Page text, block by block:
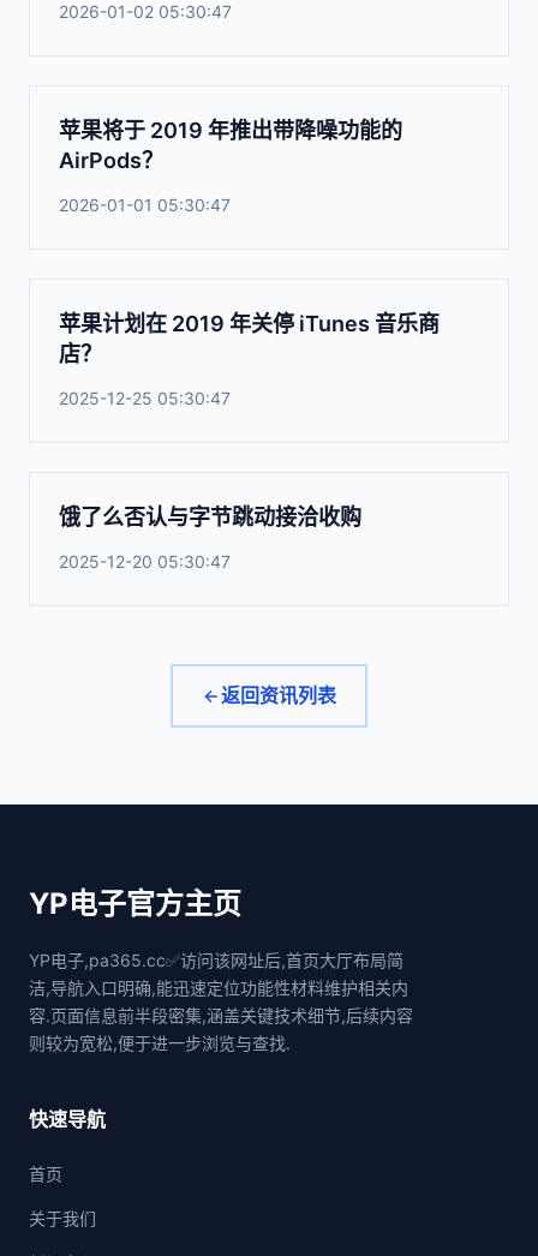
2026-01-02 05:30:47
苹果将于 2019 年推出带降噪功能的
AirPods？
2026-01-01 05:30:47
苹果计划在 2019 年关停 iTunes 音乐商
店？
2025-12-25 05:30:47
饿了么否认与字节跳动接洽收购
2025-12-20 05:30:47
返回资讯列表
YP电子官方主页
YP电子,pa365.cc✅访问该网址后,首页大厅布局简
洁,导航入口明确,能迅速定位功能性材料维护相关内
容.页面信息前半段密集,涵盖关键技术细节,后续内容
则较为宽松,便于进一步浏览与查找.
快速导航
首页
关于我们